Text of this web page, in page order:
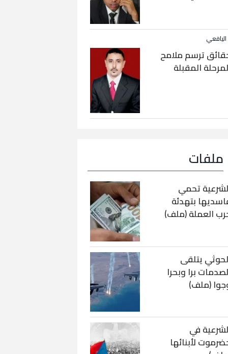
اليافعي
ترسم ملامح
المقبلة
ملفات
تحمي
بتهدئة
العملة (ملف)
يتلقى
برا وبحرا
(ملف)
في
لأبنائها